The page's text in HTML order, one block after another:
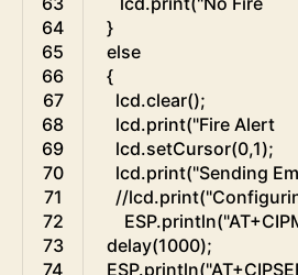
64
65
66
67
68
69
70
71
72
73
74
}
else
{
lcd.clear();
lcd.print("Fire Alert
lcd.setCursor(0,1);
lcd.print("Sending
//
ESP.println(
delay(1000);
ESP.println(